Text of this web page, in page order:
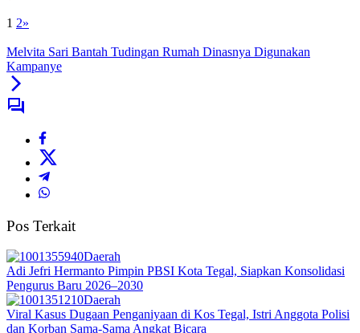
1 2»
Melvita Sari Bantah Tudingan Rumah Dinasnya Digunakan
Kampanye
Pos Terkait
Daerah
Adi Jefri Hermanto Pimpin PBSI Kota Tegal, Siapkan Konsolidasi
Pengurus Baru 2026–2030
Daerah
Viral Kasus Dugaan Penganiyaan di Kos Tegal, Istri Anggota Polisi
dan Korban Sama-Sama Angkat Bicara